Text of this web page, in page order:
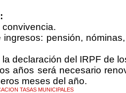
convivencia.
ingresos: pensión,
declaración del IRPF de
años será necesario
meses del año.
TASAS MUNICIPALES